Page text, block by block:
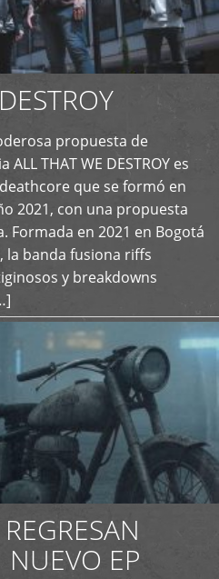
propuesta de
THAT WE DESTROY es
que se formó en
2021, con una propuesta
Formada en 2021 en Bogotá
la banda fusiona riffs
y breakdowns
NUEVO EP